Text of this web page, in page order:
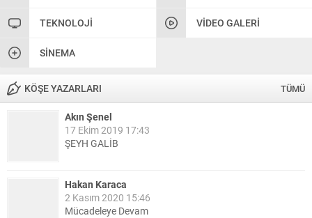
TEKNOLOJI VIDEO GALERI
SINEMA
KÖŞE YAZARLARI TÜMÜ
Akın Şenel
17 Ekim 2019 17:43
ŞEYH GALİB
Hakan Karaca
2 Kasım 2020 15:46
Mücadeleye Devam